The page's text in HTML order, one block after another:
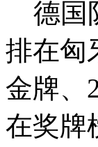
德国
排在匈
金牌、
在奖牌